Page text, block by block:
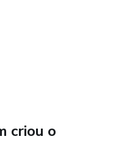
criou o